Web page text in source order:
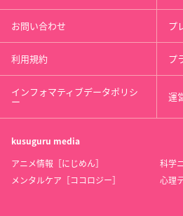
お問い合わせ プ
利用規約 プ
インフォマティブデータポリシ
ー 運
kusuguru media
アニメ情報［にじめん］
科学
メンタルケア［ココロジー］
心理